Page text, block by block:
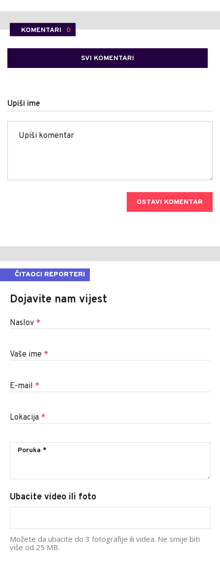
KOMENTARI 0
SVI KOMENTARI
Upiši ime
OSTAVI KOMENTAR
ČITAOCI REPORTERI
Dojavite nam vijest
Naslov *
Vaše ime *
E-mail *
Lokacija *
Ubacite video ili foto
Možete da ubacite do 3 fotografije ili videa. Ne smije biti
više od 25 MB.